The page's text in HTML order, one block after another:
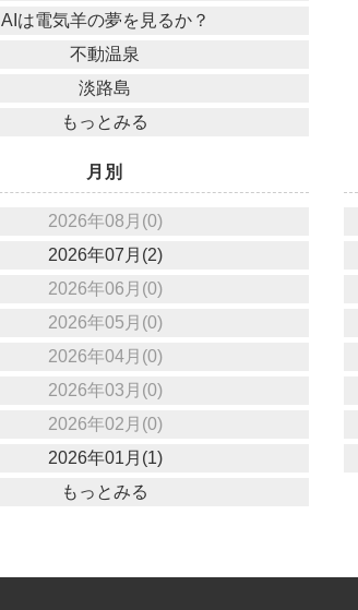
AIは電気羊の夢を見るか？
不動温泉
淡路島
もっとみる
月別
2026年08月(0)
2026年07月(2)
2026年06月(0)
2026年05月(0)
2026年04月(0)
2026年03月(0)
2026年02月(0)
2026年01月(1)
もっとみる